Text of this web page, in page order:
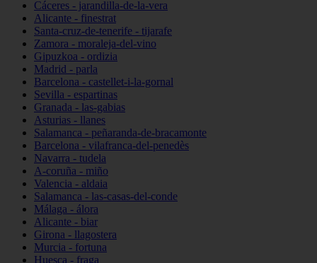
Cáceres - jarandilla-de-la-vera
Alicante - finestrat
Santa-cruz-de-tenerife - tijarafe
Zamora - moraleja-del-vino
Gipuzkoa - ordizia
Madrid - parla
Barcelona - castellet-i-la-gornal
Sevilla - espartinas
Granada - las-gabias
Asturias - llanes
Salamanca - peñaranda-de-bracamonte
Barcelona - vilafranca-del-penedès
Navarra - tudela
A-coruña - miño
Valencia - aldaia
Salamanca - las-casas-del-conde
Málaga - álora
Alicante - biar
Girona - llagostera
Murcia - fortuna
Huesca - fraga